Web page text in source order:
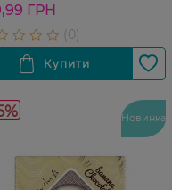
ГРН
Новинка